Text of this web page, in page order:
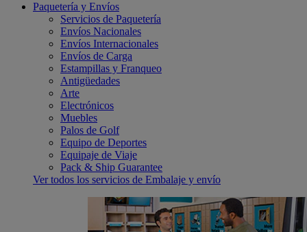
Paquetería y Envíos
Servicios de Paquetería
Envíos Nacionales
Envíos Internacionales
Envíos de Carga
Estampillas y Franqueo
Antigüedades
Arte
Electrónicos
Muebles
Palos de Golf
Equipo de Deportes
Equipaje de Viaje
Pack & Ship Guarantee
Ver todos los servicios de Embalaje y envío